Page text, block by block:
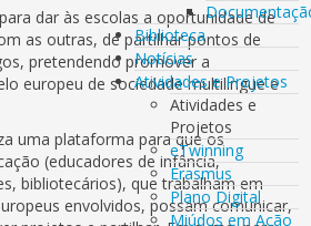
Biblioteca
Notícias
Atividades e Projetos
Atividades e
Projetos
eTwinning
Erasmus
Plano Digital
Miúdos em Ação
dar às escolas a oportunidade de
as outras, de partilhar pontos de
pretendendo promover a
europeu de sociedade multilingue e
uma plataforma para que os
(educadores de infância,
bibliotecários), que trabalham em
envolvidos, possam comunicar,